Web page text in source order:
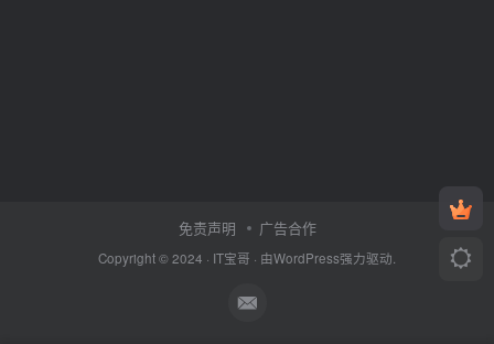
免责声明 广告合作
Copyright © 2024 · IT宝哥 · 由WordPress强力驱动.